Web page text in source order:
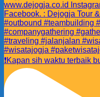
❗️Kapan sih waktu terbaik